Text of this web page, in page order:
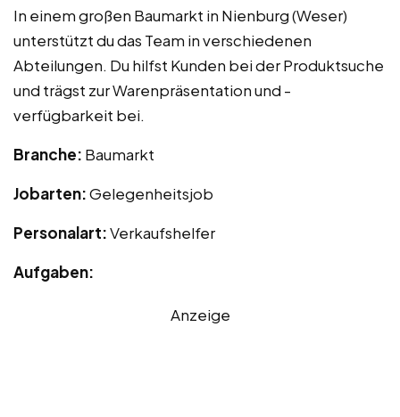
In einem großen Baumarkt in Nienburg (Weser)
unterstützt du das Team in verschiedenen
Abteilungen. Du hilfst Kunden bei der Produktsuche
und trägst zur Warenpräsentation und -
verfügbarkeit bei.
Branche: Baumarkt
Jobarten:Gelegenheitsjob
Personalart:Verkaufshelfer
Aufgaben:
Anzeige